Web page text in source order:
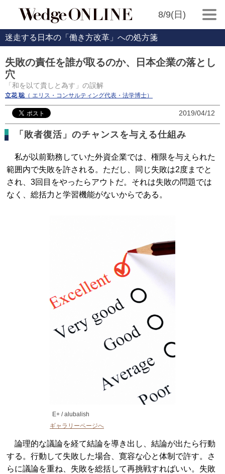
8/9(日)
迷走する日本の「働き方改革」への処方箋
失敗の責任を誰が取るのか、日本企業の落とし
穴
「和を以て貴しと為す」の誤解
立花 聡 （ エリス・コンサルティング代表・法学博士）
2019/04/12
「敗者復活」のチャンスを与える仕組み
私が以前勤務していた外資企業では、権限を与えられた
範囲内で失敗を許される。ただし、同じ失敗は2度までと
され、3回目をやったらアウトだ。それは失敗の問題では
なく、総括力と学習機能がないからである。
E+ / alubalish
ギャラリーページへ
論理的な議論を経て結論を導き出し、結論が出たら行動
する。行動して失敗した場合、寛容な心と体制で許す。さ
らに議論を重ね、失敗を総括して再挑戦すればいい。失敗